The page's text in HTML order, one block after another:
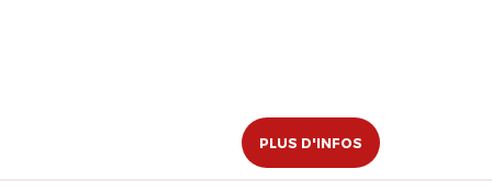
PLUS D'INFOS